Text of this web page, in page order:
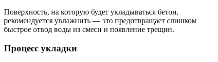
Поверхность, на которую будет укладываться бетон,
рекомендуется увлажнить — это предотвращает слишком
быстрое отвод воды из смеси и появление трещин.
Процесс укладки